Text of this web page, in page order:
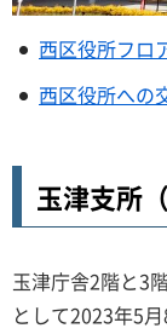
西区役所フロ
西区役所への
玉津支所
玉津庁舎2階と3
として2023年5